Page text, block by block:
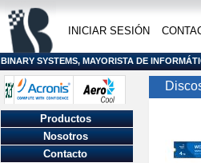
INICIAR SESIÓN
BINARY SYSTEMS, MAYORISTA DE
Productos
Nosotros
Contacto